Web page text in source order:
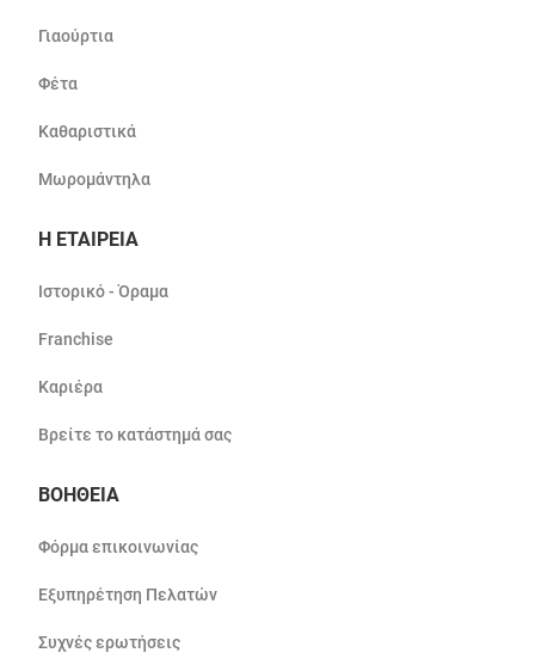
Γιαούρτια
Φέτα
Καθαριστικά
Μωρομάντηλα
Η ΕΤΑΙΡΕΙΑ
Ιστορικό - Όραμα
Franchise
Καριέρα
Βρείτε το κατάστημά σας
ΒΟΗΘΕΙΑ
Φόρμα επικοινωνίας
Εξυπηρέτηση Πελατών
Συχνές ερωτήσεις